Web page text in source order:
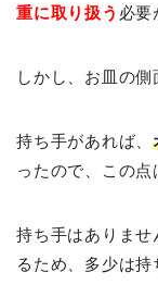
重に取り扱う 必要
しかし、お皿の側
持ち手があれば、
ったので、この点
持ち手はありませ
るため、多少は持